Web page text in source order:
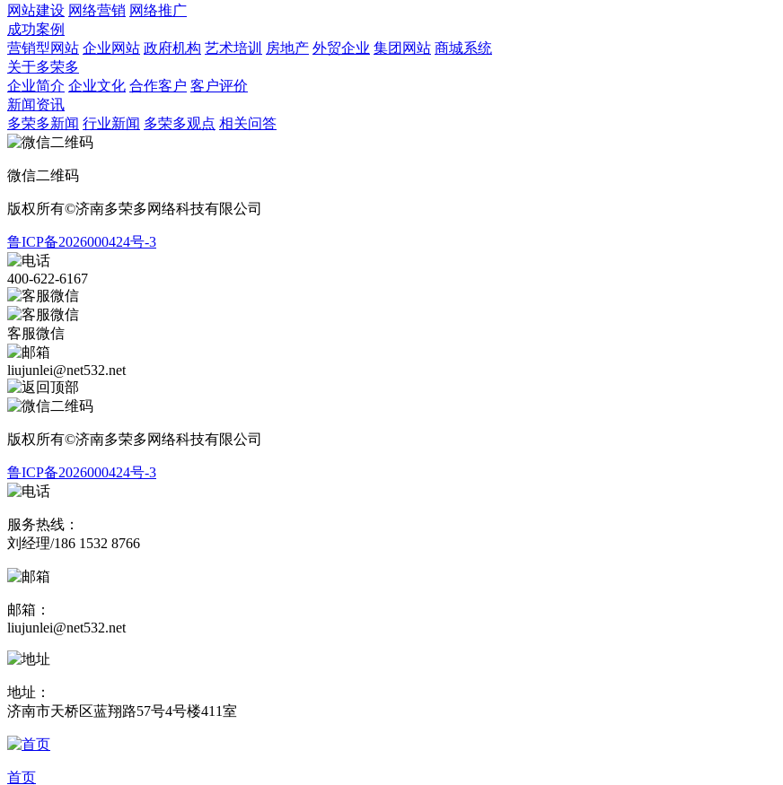
网站建设 网络营销 网络推广
成功案例
营销型网站 企业网站 政府机构 艺术培训 房地产 外贸企业 集团网站 商城系统
关于多荣多
企业简介 企业文化 合作客户 客户评价
新闻资讯
多荣多新闻 行业新闻 多荣多观点 相关问答
微信二维码
版权所有©济南多荣多网络科技有限公司
鲁ICP备2026000424号-3
400-622-6167
客服微信
liujunlei@net532.net
版权所有©济南多荣多网络科技有限公司
鲁ICP备2026000424号-3
服务热线：
刘经理/186 1532 8766
邮箱：
liujunlei@net532.net
地址：
济南市天桥区蓝翔路57号4号楼411室
首页